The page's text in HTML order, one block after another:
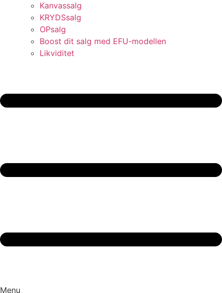
Kanvassalg
KRYDSsalg
OPsalg
Boost dit salg med EFU-modellen
Likviditet
Menu